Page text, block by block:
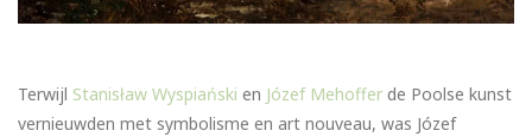
Terwijl Stanisław Wyspiański en Józef Mehoffer de Poolse kunst
vernieuwden met symbolisme en art nouveau, was Józef